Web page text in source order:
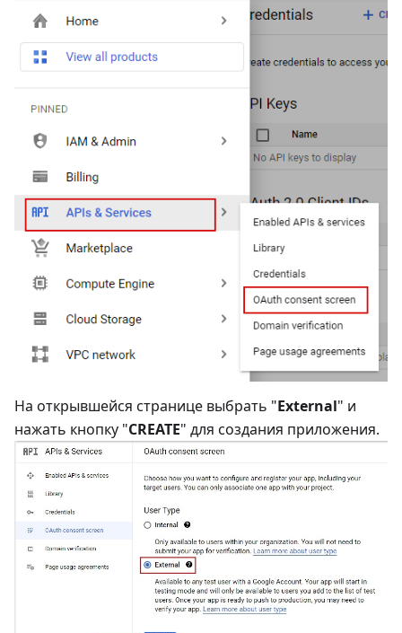
На открывшейся странице выбрать "External" и
нажать кнопку "CREATE" для создания приложения.